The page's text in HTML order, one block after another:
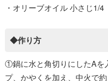
・オリーブオイル 小さじ1/4
◆作り方
①鍋に水と角切りにしたAを
プ、かやくを加え、中火で